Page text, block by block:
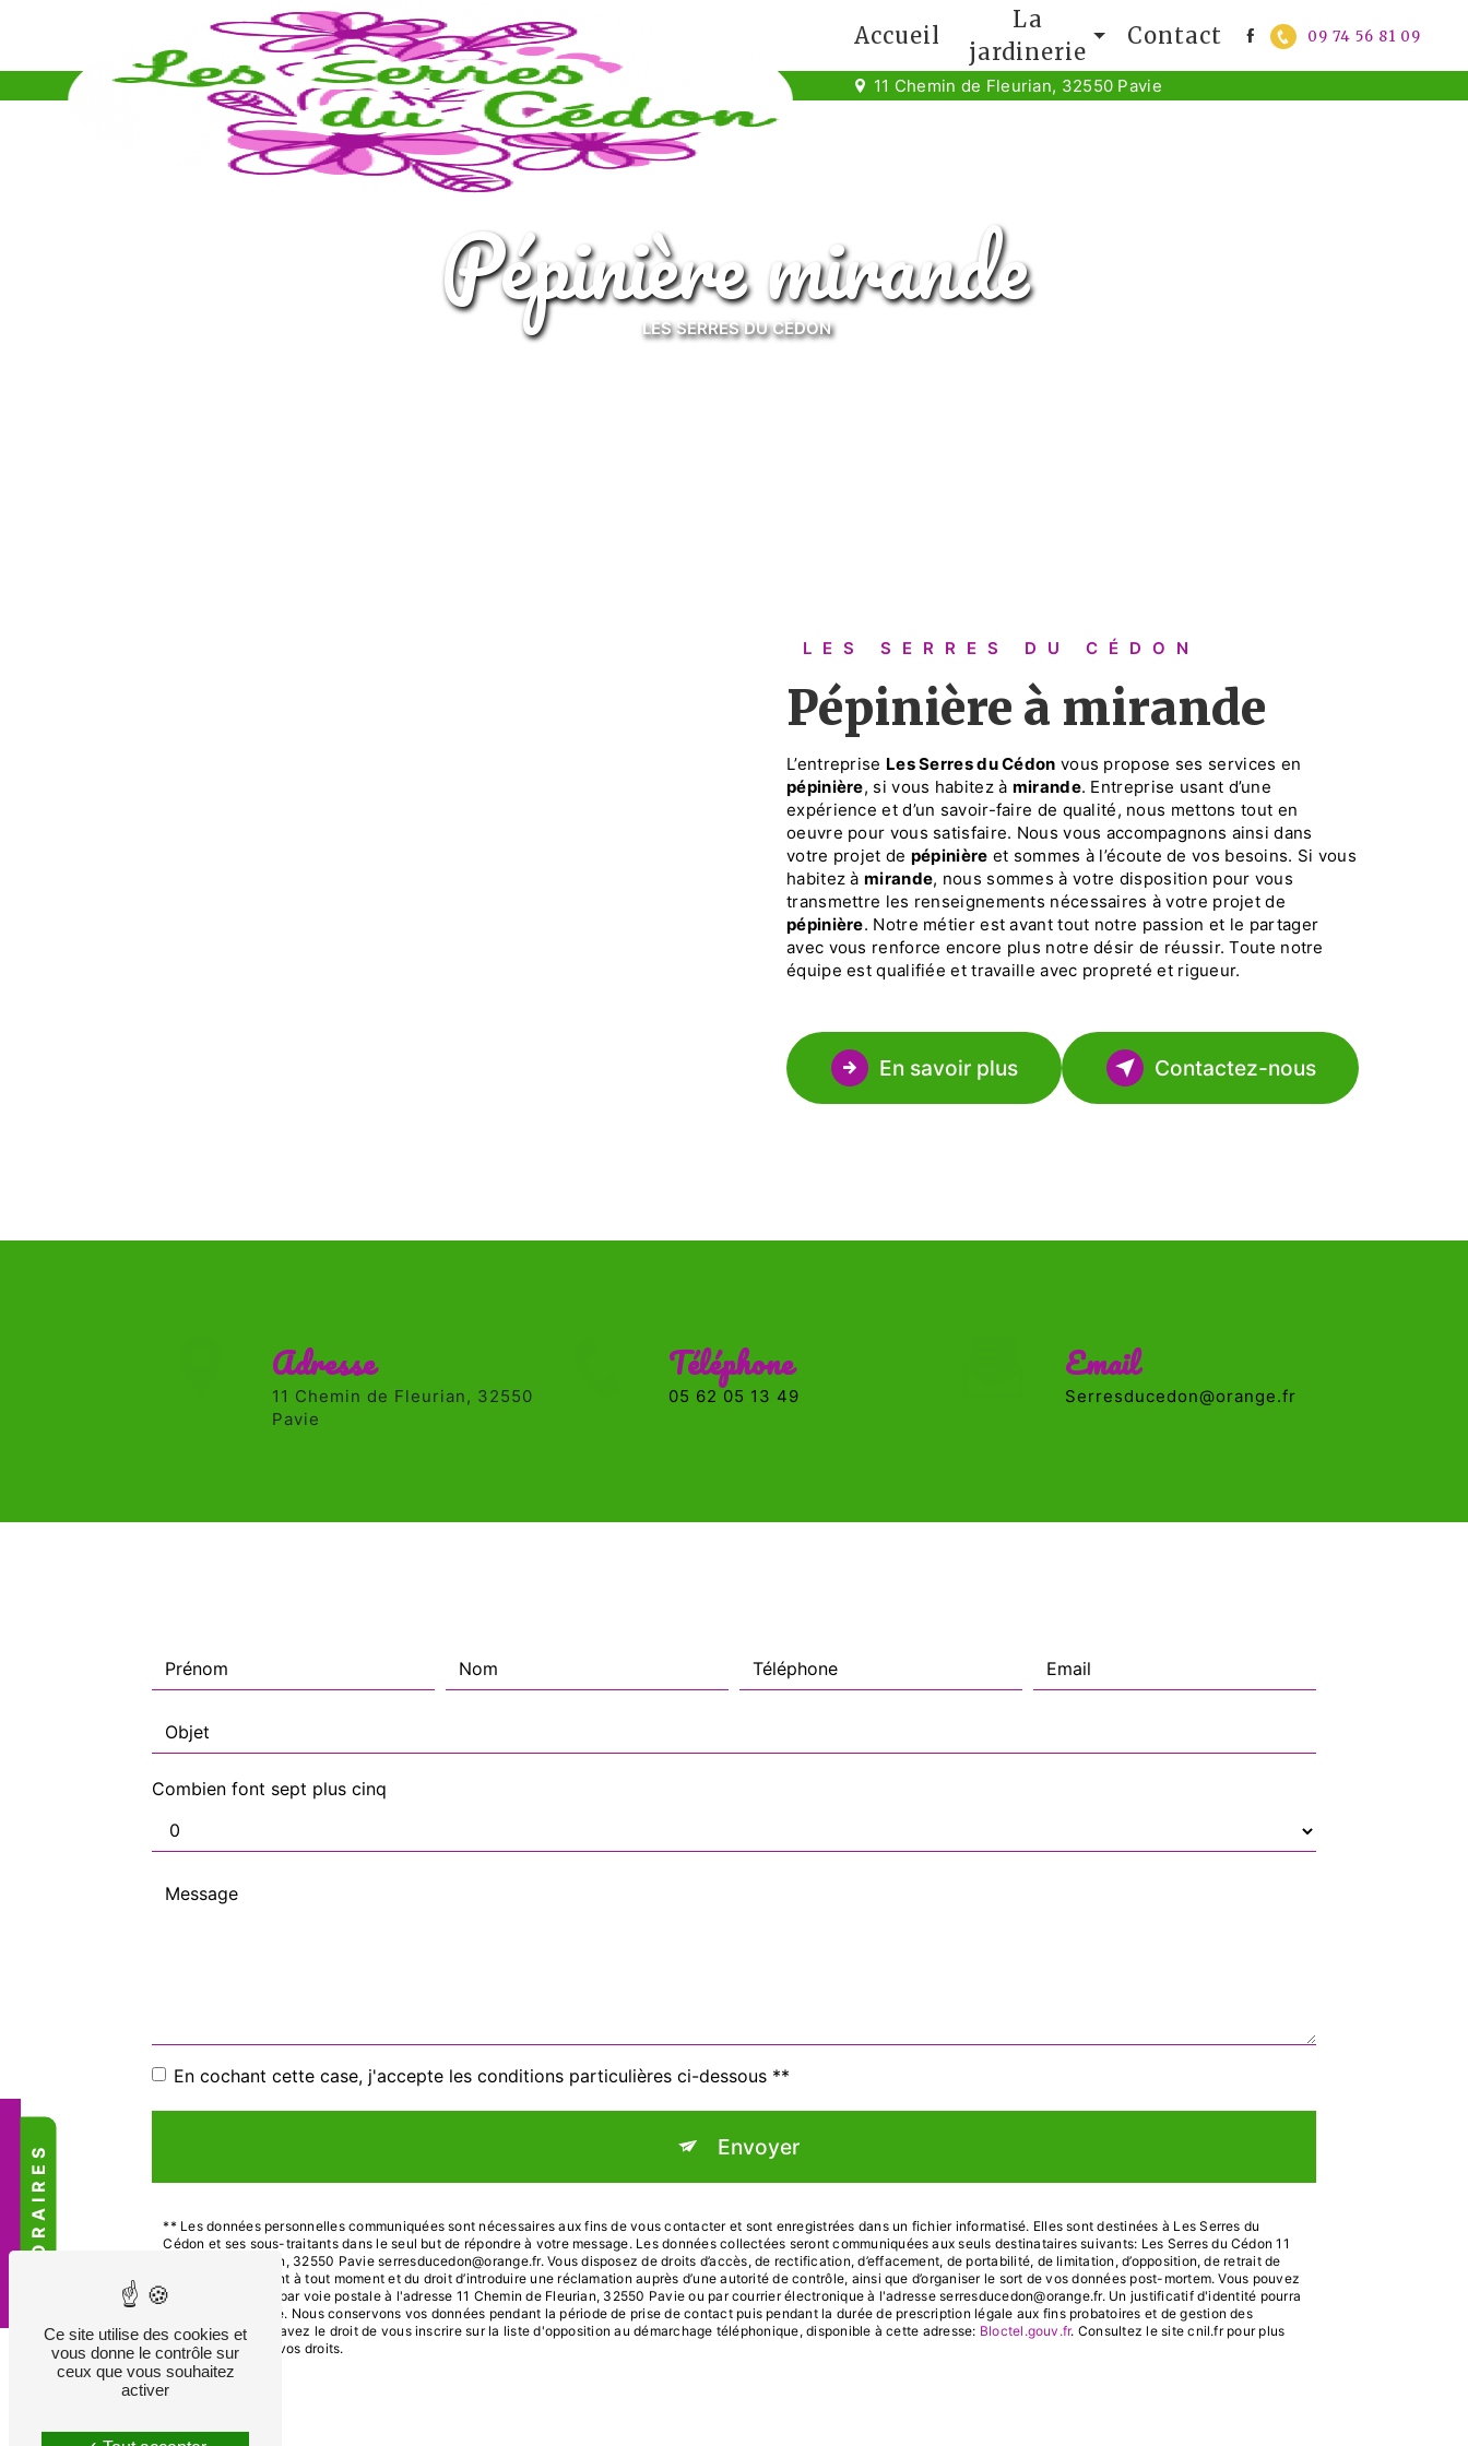
Accueil
La
jardinerie
Contact 09 74 56 81 09
11 Chemin de Fleurian, 32550 Pavie
HORAIRES
pépinière mirande
LES SERRES DU CÉDON
LES SERRES DU CÉDON
pépinière à mirande
L’entreprise Les Serres du Cédon vous propose ses services en
pépinière, si vous habitez à mirande. Entreprise usant d’une
expérience et d’un savoir-faire de qualité, nous mettons tout en
oeuvre pour vous satisfaire. Nous vous accompagnons ainsi dans
votre projet de pépinière et sommes à l’écoute de vos besoins. Si vous
habitez à mirande, nous sommes à votre disposition pour vous
transmettre les renseignements nécessaires à votre projet de
pépinière. Notre métier est avant tout notre passion et le partager
avec vous renforce encore plus notre désir de réussir. Toute notre
équipe est qualifiée et travaille avec propreté et rigueur.
En savoir plus Contactez-nous
Adresse
11 Chemin de Fleurian, 32550
Pavie
Téléphone
05 62 05 13 49
Email
serresducedon@orange.fr
Combien font sept plus cinq
En cochant cette case, j'accepte les conditions particulières ci-dessous **
Envoyer
** Les données personnelles communiquées sont nécessaires aux fins de vous contacter et sont enregistrées dans un fichier informatisé. Elles sont destinées à Les Serres du
Cédon et ses sous-traitants dans le seul but de répondre à votre message. Les données collectées seront communiquées aux seuls destinataires suivants: Les Serres du Cédon 11
Chemin de Fleurian, 32550 Pavie serresducedon@orange.fr. Vous disposez de droits d’accès, de rectification, d’effacement, de portabilité, de limitation, d’opposition, de retrait de
votre consentement à tout moment et du droit d’introduire une réclamation auprès d’une autorité de contrôle, ainsi que d’organiser le sort de vos données post-mortem. Vous pouvez
exercer ces droits par voie postale à l'adresse 11 Chemin de Fleurian, 32550 Pavie ou par courrier électronique à l'adresse serresducedon@orange.fr. Un justificatif d'identité pourra
vous être demandé. Nous conservons vos données pendant la période de prise de contact puis pendant la durée de prescription légale aux fins probatoires et de gestion des
contentieux. Vous avez le droit de vous inscrire sur la liste d'opposition au démarchage téléphonique, disponible à cette adresse:
Bloctel.gouv.fr. Consultez le site cnil.fr pour plus
d’informations sur vos droits.
Ce site utilise des cookies et
vous donne le contrôle sur
ceux que vous souhaitez
activer